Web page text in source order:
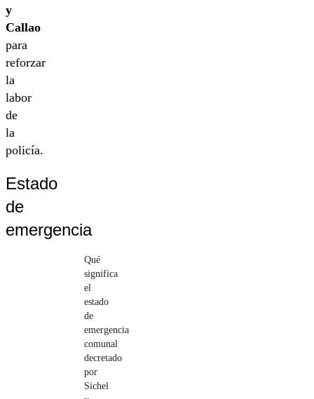
y
Callao
para
reforzar
la
labor
de
la
policía.
Estado
de
emergencia
Qué
significa
el
estado
de
emergencia
comunal
decretado
por
Sichel